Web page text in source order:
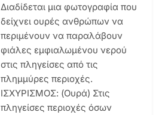
Διαδίδεται μια φωτογραφία που
δείχνει ουρές ανθρώπων να
περιμένουν να παραλάβουν
φιάλες εμφιαλωμένου νερού
στις πληγείσες από τις
πλημμύρες περιοχές.
ΙΣΧΥΡΙΣΜΟΣ: (Ουρά) Στις
πληγείσες περιοχές όσων